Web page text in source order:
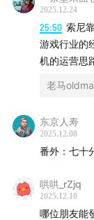
2025.12.24
25:50 索尼
游戏行业的
机的运营思
老马oldma
东京人寿
2025.12.08
番外：七十
哄哄_rZjq
2025.12.10
哪位朋友能